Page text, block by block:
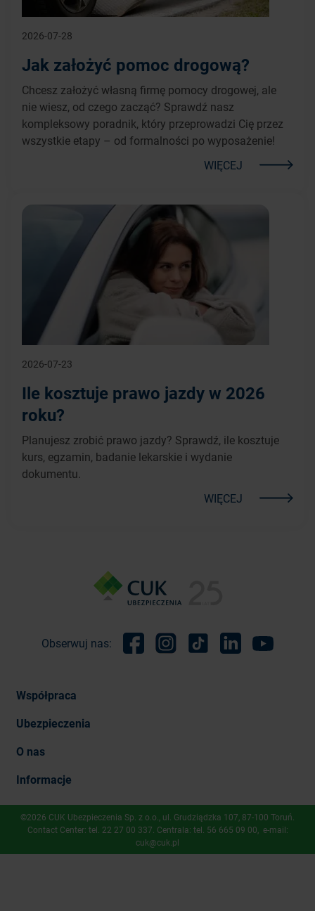
2026-07-28
Jak założyć pomoc drogową?
Chcesz założyć własną firmę pomocy drogowej, ale
nie wiesz, od czego zacząć? Sprawdź nasz
kompleksowy poradnik, który przeprowadzi Cię przez
wszystkie etapy – od formalności po wyposażenie!
WIĘCEJ
2026-07-23
Ile kosztuje prawo jazdy w 2026
roku?
Planujesz zrobić prawo jazdy? Sprawdź, ile kosztuje
kurs, egzamin, badanie lekarskie i wydanie
dokumentu.
WIĘCEJ
Obserwuj nas:
Współpraca
Ubezpieczenia
O nas
Informacje
©2026 CUK Ubezpieczenia Sp. z o.o., ​ul. Grudziądzka 107, 87-100 Toruń.
Contact Center: tel. 22 27 00 337 . Centrala: tel. 56 665 09 00 , e-mail:
cuk@cuk.pl